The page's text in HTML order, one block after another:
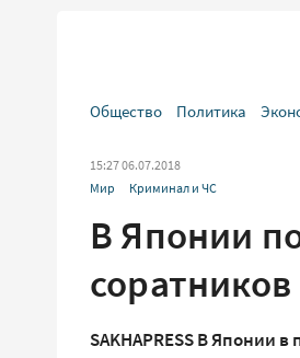
Общество Политика
15:27 06.07.2018
Мир
Криминал и ЧС
В Японии
соратников
SAKHAPRESS В Японии